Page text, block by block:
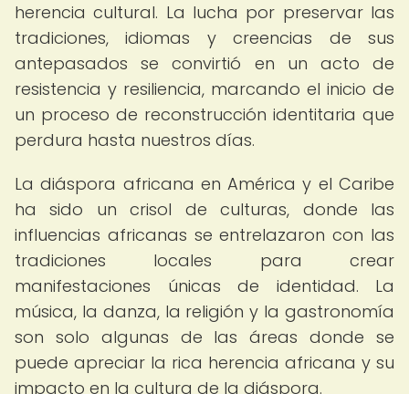
herencia cultural. La lucha por preservar las
tradiciones, idiomas y creencias de sus
antepasados se convirtió en un acto de
resistencia y resiliencia, marcando el inicio de
un proceso de reconstrucción identitaria que
perdura hasta nuestros días.
La diáspora africana en América y el Caribe
ha sido un crisol de culturas, donde las
influencias africanas se entrelazaron con las
tradiciones locales para crear
manifestaciones únicas de identidad. La
música, la danza, la religión y la gastronomía
son solo algunas de las áreas donde se
puede apreciar la rica herencia africana y su
impacto en la cultura de la diáspora.